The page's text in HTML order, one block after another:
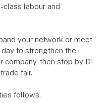
class labour and
your network or meet
to strengthen the
company, then stop by DI
fair.
follows.